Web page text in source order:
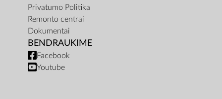
Privatumo Politika
Remonto centrai
Dokumentai
BENDRAUKIME
Facebook
Youtube